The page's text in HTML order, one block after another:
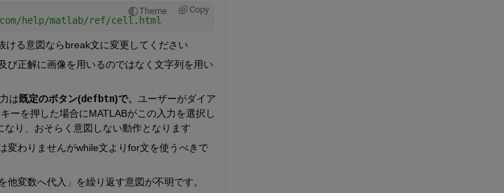
Theme Copy
help/matlab/ref/cell.html
ける意図ならbreak文に変更してください
び正解に画像を用いるのではなく文字列を用い
は既定のボタン(defbtn)で、 ユーザーがダイア
キーを押した場合にMATLABがこの入力を選択し
り、おそらく意図しない動作となります
変わりませんがwhile文よりfor文を使うべきで
変数へ代入」を繰り返す意図が不明です。